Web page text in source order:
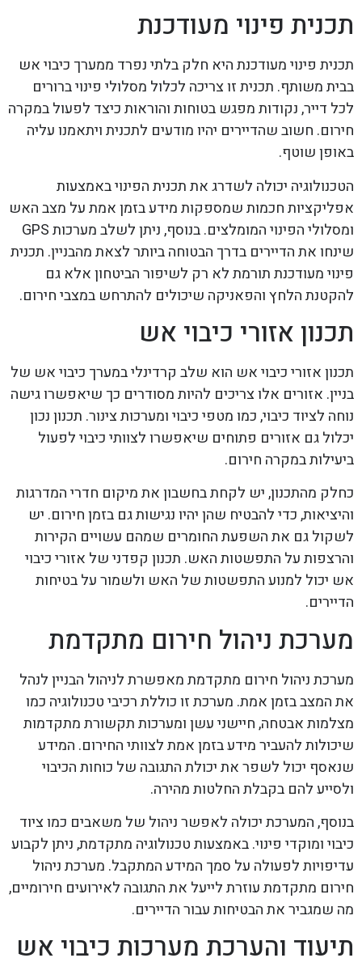
תכנית פינוי מעודכנת
תכנית פינוי מעודכנת היא חלק בלתי נפרד ממערך כיבוי אש
בבית משותף. תכנית זו צריכה לכלול מסלולי פינוי ברורים
לכל דייר, נקודות מפגש בטוחות והוראות כיצד לפעול במקרה
חירום. חשוב שהדיירים יהיו מודעים לתכנית ויתאמנו עליה
באופן שוטף.
הטכנולוגיה יכולה לשדרג את תכנית הפינוי באמצעות
אפליקציות חכמות שמספקות מידע בזמן אמת על מצב האש
ומסלולי הפינוי המומלצים. בנוסף, ניתן לשלב מערכות GPS
שינחו את הדיירים בדרך הבטוחה ביותר לצאת מהבניין. תכנית
פינוי מעודכנת תורמת לא רק לשיפור הביטחון אלא גם
להקטנת הלחץ והפאניקה שיכולים להתרחש במצבי חירום.
תכנון אזורי כיבוי אש
תכנון אזורי כיבוי אש הוא שלב קרדינלי במערך כיבוי אש של
בניין. אזורים אלו צריכים להיות מסודרים כך שיאפשרו גישה
נוחה לציוד כיבוי, כמו מטפי כיבוי ומערכות צינור. תכנון נכון
יכלול גם אזורים פתוחים שיאפשרו לצוותי כיבוי לפעול
ביעילות במקרה חירום.
כחלק מהתכנון, יש לקחת בחשבון את מיקום חדרי המדרגות
והיציאות, כדי להבטיח שהן יהיו נגישות גם בזמן חירום. יש
לשקול גם את השפעת החומרים שמהם עשויים הקירות
והרצפות על התפשטות האש. תכנון קפדני של אזורי כיבוי
אש יכול למנוע התפשטות של האש ולשמור על בטיחות
הדיירים.
מערכת ניהול חירום מתקדמת
מערכת ניהול חירום מתקדמת מאפשרת לניהול הבניין לנהל
את המצב בזמן אמת. מערכת זו כוללת רכיבי טכנולוגיה כמו
מצלמות אבטחה, חיישני עשן ומערכות תקשורת מתקדמות
שיכולות להעביר מידע בזמן אמת לצוותי החירום. המידע
שנאסף יכול לשפר את יכולת התגובה של כוחות הכיבוי
ולסייע להם בקבלת החלטות מהירה.
בנוסף, המערכת יכולה לאפשר ניהול של משאבים כמו ציוד
כיבוי ומוקדי פינוי. באמצעות טכנולוגיה מתקדמת, ניתן לקבוע
עדיפויות לפעולה על סמך המידע המתקבל. מערכת ניהול
חירום מתקדמת עוזרת לייעל את התגובה לאירועים חירומיים,
מה שמגביר את הבטיחות עבור הדיירים.
תיעוד והערכת מערכות כיבוי אש